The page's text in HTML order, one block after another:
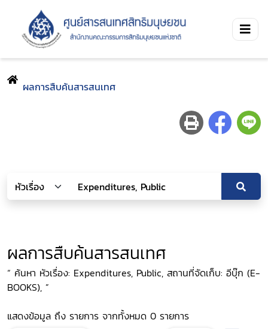
ผลการสืบค้นสารสนเทศ
ผลการสืบค้นสารสนเทศ
“ ค้นหา หัวเรื่อง: Expenditures, Public, สถานที่จัดเก็บ: อีบุ๊ก (E-
BOOKS), ”
แสดงข้อมูล ถึง รายการ จากทั้งหมด 0 รายการ